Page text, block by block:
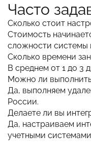
Часто
Сколько стоит
Стоимость
сложности системы
Сколько времени
В среднем от 1 до 3
Можно ли
Да, выполняем
России.
Делаете ли вы
Да, настраиваем
учетными